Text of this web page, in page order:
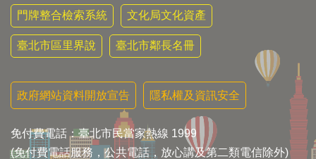
門牌整合檢索系統 文化局文化資產
臺北市區里界說 臺北市鄰長名冊
政府網站資料開放宣告 隱私權及資訊安全
免付費電話：臺北市民當家熱線 1999
(免付費電話服務，公共電話，放心講及第二類電信除外)